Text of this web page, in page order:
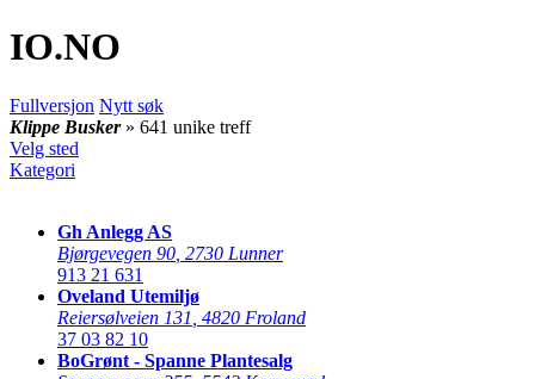
IO.NO
Fullversjon Nytt søk
Klippe Busker » 641 unike treff
Velg sted
Kategori
Gh Anlegg AS
Bjørgevegen 90 2730 Lunner
913 21 631
Oveland Utemiljø
Reiersølveien 131 4820 Froland
37 03 82 10
BoGrønt - Spanne Plantesalg